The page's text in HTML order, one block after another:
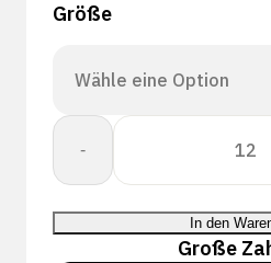
Größe
-
Bullflex
Premium
Quality
-
Thermo
In den
Große